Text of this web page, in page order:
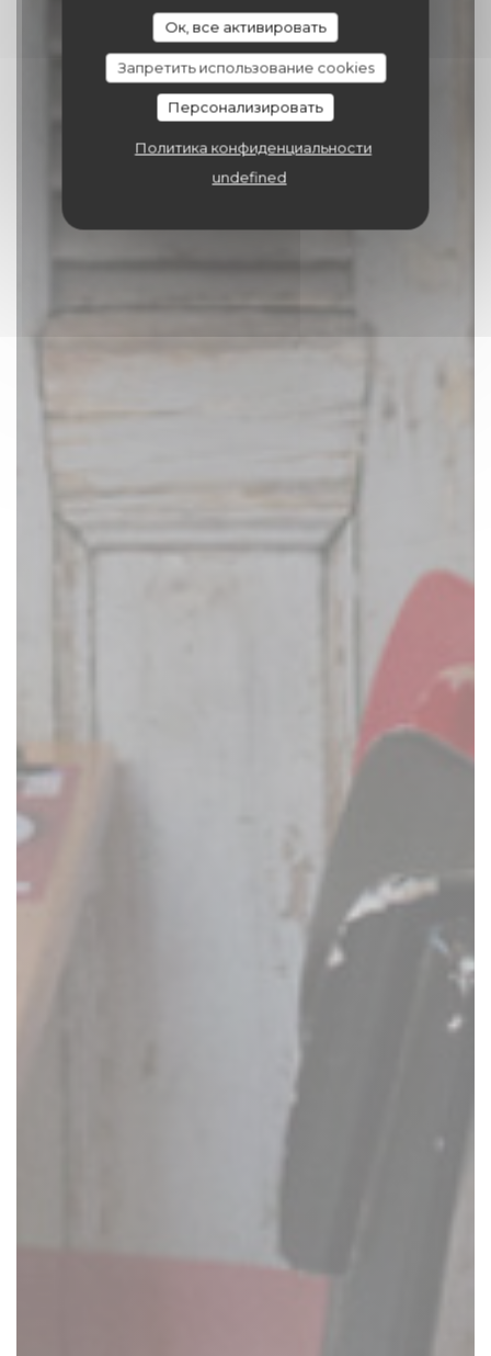
Ок, все активировать
Запретить использование cookies
Персонализировать
Политика конфиденциальности
undefined
ПОСТАВЩИК|TOURNAI
ЗАБРОНИРОВАТЬ СТОЛИК